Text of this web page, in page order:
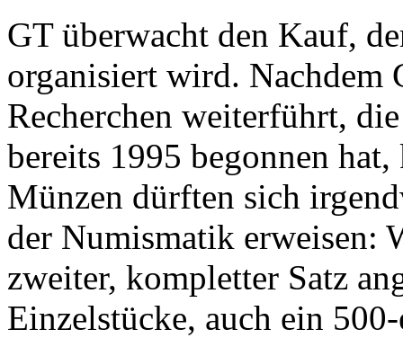
GT überwacht den Kauf,
organisiert wird. Nachdem
Recherchen weiterführt,
bereits 1995 begonnen
Münzen dürften sich
der Numismatik erweisen:
zweiter, kompletter Satz
Einzelstücke, auch ein